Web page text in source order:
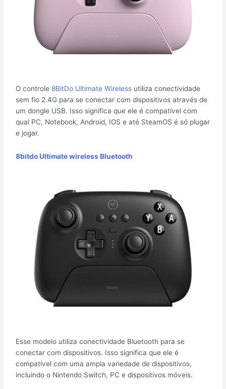
O controle 8BitDo Ultimate Wireless utiliza conectividade
sem fio 2.4G para se conectar com dispositivos através de
um dongle USB. Isso significa que ele é compatível com
qual PC, Notebook, Android, IOS e até SteamOS é só plugar
e jogar.
8bitdo Ultimate wireless Bluetooth
Esse modelo utiliza conectividade Bluetooth para se
conectar com dispositivos. Isso significa que ele é
compatível com uma ampla variedade de dispositivos,
incluindo o Nintendo Switch, PC e dispositivos móveis.